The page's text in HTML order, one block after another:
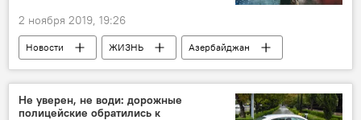
2 ноября 2019, 19:26
Новости ЖИЗНЬ
Азербайджан
Россия
Не уверен, не води: дорожные
полицейские обратились к